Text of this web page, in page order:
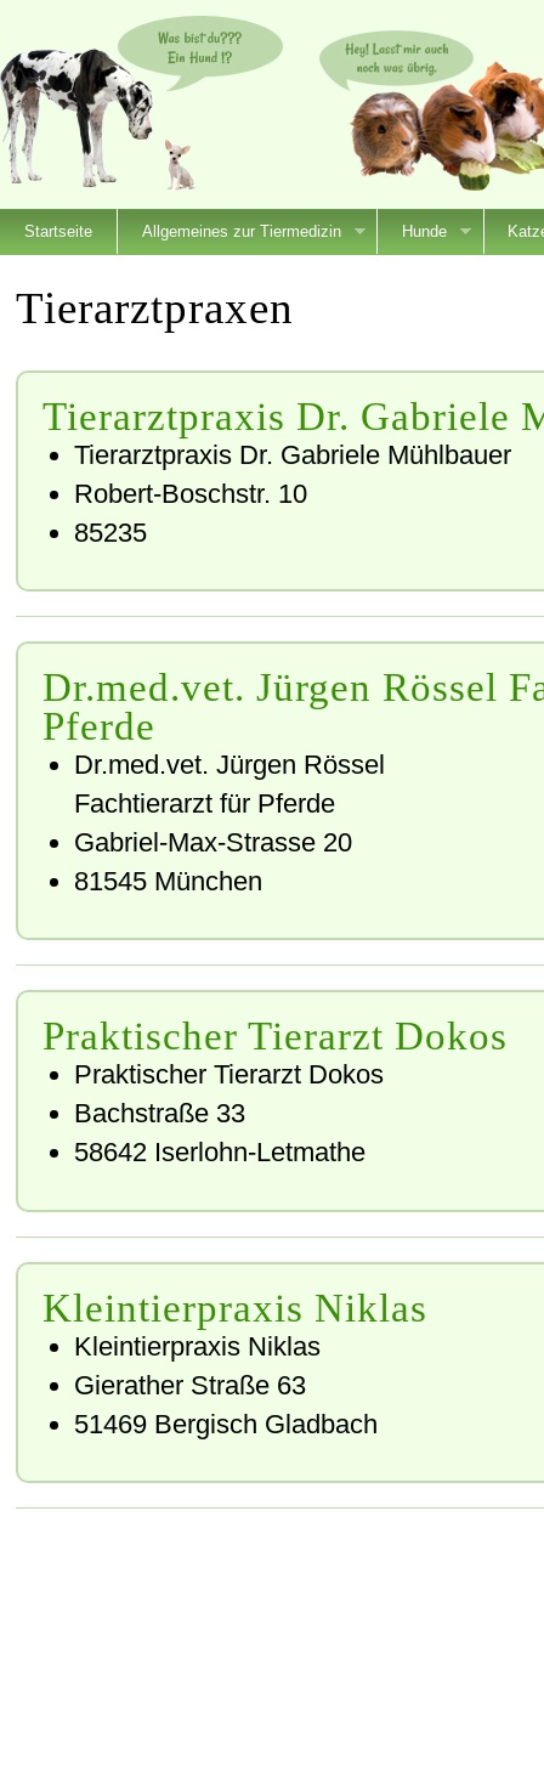
Startseite Allgemeines zur Tiermedizin Hunde
Tierarztpraxen
Tierarztpraxis Dr. Gabriele
Tierarztpraxis Dr. Gabriele Mühlbauer
Robert-Boschstr. 10
85235
Dr.med.vet. Jürgen Rössel
Pferde
Dr.med.vet. Jürgen Rössel
Fachtierarzt für Pferde
Gabriel-Max-Strasse 20
81545 München
Praktischer Tierarzt Dokos
Praktischer Tierarzt Dokos
Bachstraße 33
58642 Iserlohn-Letmathe
Kleintierpraxis Niklas
Kleintierpraxis Niklas
Gierather Straße 63
51469 Bergisch Gladbach